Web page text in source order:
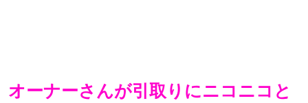
オーナーさんが引取りにニコニコと